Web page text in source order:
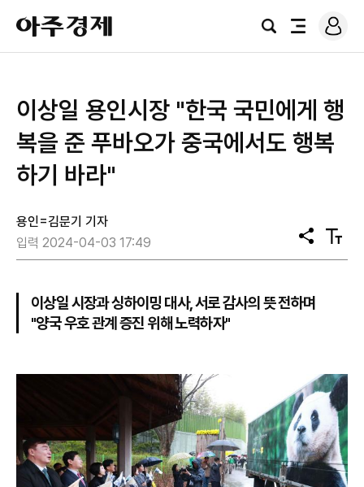
아
주
경
검
전
로
그
이상일 용인시장 "한국 국민에게 행
복을 준 푸바오가 중국에서도 행복
하기 바라"
용인=김문기 기자
입력 2024-04-03 17:49
공
유
텍
스
이상일 시장과 싱하이밍 대사, 서로 감사의 뜻 전하며
"양국 우호 관계 증진 위해 노력하자"